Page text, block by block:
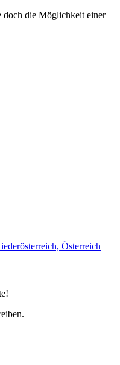
doch die Möglichkeit einer
Österreich